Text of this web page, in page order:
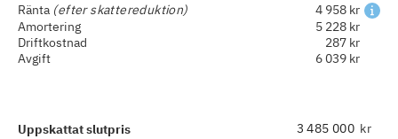
Ränta (efter skattereduktion)
4 958 kr
Amortering
5 228 kr
Driftkostnad
287 kr
Avgift
6 039 kr
Uppskattat slutpris kr